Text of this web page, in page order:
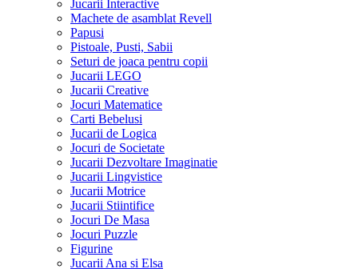
Jucarii Interactive
Machete de asamblat Revell
Papusi
Pistoale, Pusti, Sabii
Seturi de joaca pentru copii
Jucarii LEGO
Jucarii Creative
Jocuri Matematice
Carti Bebelusi
Jucarii de Logica
Jocuri de Societate
Jucarii Dezvoltare Imaginatie
Jucarii Lingvistice
Jucarii Motrice
Jucarii Stiintifice
Jocuri De Masa
Jocuri Puzzle
Figurine
Jucarii Ana si Elsa